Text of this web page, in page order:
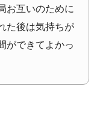
お互いのために
た後は気持ちが
ができてよかっ